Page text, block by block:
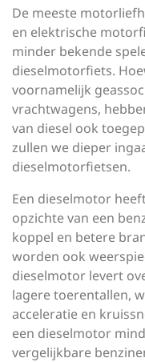
De meeste
en elektrische
minder bekende
dieselmotorfiets.
voornamelijk
vrachtwagens,
van diesel ook
zullen we dieper
dieselmotorfietsen.
Een dieselmotor
opzichte van een
koppel en betere
worden ook
dieselmotor levert
lagere toerentallen,
acceleratie en
een dieselmotor
vergelijkbare